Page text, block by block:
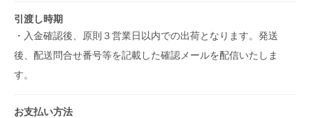
引渡し時期
・入金確認後、原則３営業日以内での出荷となります。発送
後、配送問合せ番号等を記載した確認メールを配信いたしま
す。
お支払い方法